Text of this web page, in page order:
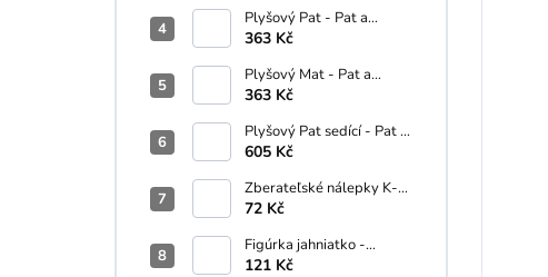
Plyšový Pat - Pat a
Mat...A je to! (18 cm)
363 Kč
Plyšový Mat - Pat a
Mat...A je to! - 18 cm
363 Kč
Plyšový Pat sedící - Pat a
Mat - 35 cm
605 Kč
Zberateľské nálepky K-
Pop Demon Hunters
72 Kč
Figúrka jahniatko -
Schleich - 5 cm
121 Kč